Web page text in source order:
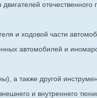
отечественного
и ходовой части
автомобилей и
а также другой
и внутреннего